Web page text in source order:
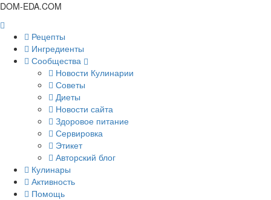
DOM-EDA.COM
Рецепты
Ингредиенты
Сообщества
Новости Кулинарии
Советы
Диеты
Новости сайта
Здоровое питание
Сервировка
Этикет
Авторский блог
Кулинары
Активность
Помощь